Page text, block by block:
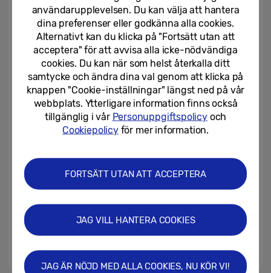
energieffektivitet och...
03/04/2024
Samsung presenterar nya
hushållsapparater med AI-
funktioner och förbättrad...
03/04/2024
Samsungs presenterar visionen
08/01/2024
Europa
användarupplevelsen. Du kan välja att hantera
dina preferenser eller godkänna alla cookies.
Alternativt kan du klicka på "Fortsätt utan att
acceptera" för att avvisa alla icke-nödvändiga
cookies. Du kan när som helst återkalla ditt
samtycke och ändra dina val genom att klicka på
knappen "Cookie-inställningar" längst ned på vår
webbplats. Ytterligare information finns också
tillgänglig i vår Personuppgiftspolicyoch
Cookiepolicyför mer information.
FORTSÄTT UTAN ATT ACCEPTERA
JAG VILL HANTERA COOKIES
JAG ÄR NÖJD MED ALLA COOKIES, NU KÖR VI!